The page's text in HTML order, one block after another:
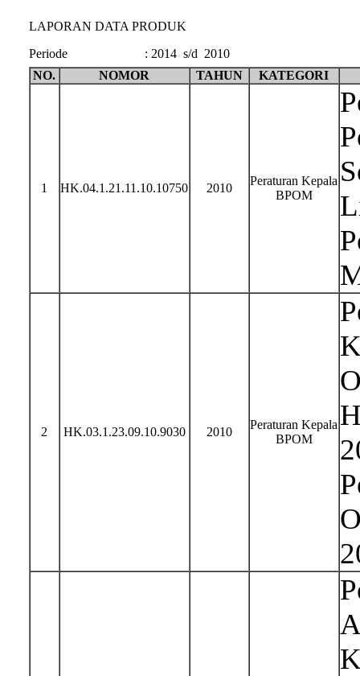
LAPORAN DATA PRODUK
Periode
: 2014 s/d 2010
NO.
NOMOR TAHUN KATEGORI
1 HK.04.1.21.11.10.10750 2010
Peraturan Kepala
BPOM
2 HK.03.1.23.09.10.9030 2010
Peraturan Kepala
BPOM